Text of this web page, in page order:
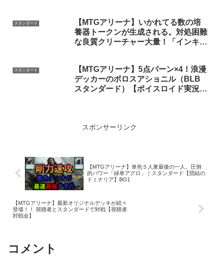
スタンダード
【MTGアリーナ】いかれてる数の培
養器トークンが生成される。対処困難
な良質クリーチャー大量！「インキュ
スタンダード
【MTGアリーナ】5点バーン×4！浪漫
デッカーのボロスアショニル（BLB
スタンダード）【ボイスロイド実況プ
スポンサーリンク
【MTGアリーナ】単色５人衆最後の一人。圧倒
的パワー「緑単アグロ」｜スタンダード【団結の
ドミナリア】BO1
【MTGアリーナ】最新オリジナルデッキが続々
登場！！ 視聴者とスタンダードで対戦【視聴者
対戦会】
コメント